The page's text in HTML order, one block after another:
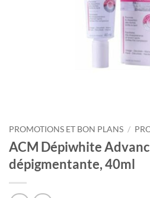
PROMOTIONS ET BON PLANS /
ACM Dépiwhite
dépigmentante, 40ml